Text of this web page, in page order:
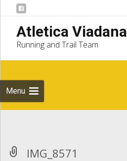
Atletica Viadana
Running and Trail Team
Menu
IMG_8571